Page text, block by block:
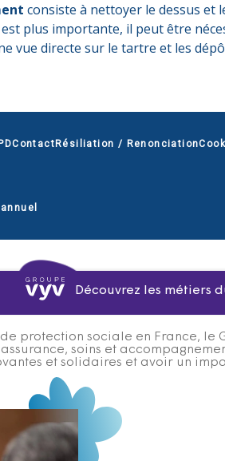
consiste à nettoyer le dessus et
plus importante, il peut être
vue directe sur le tartre et les
Contact Résiliation / Renonciation
Découvrez les métiers
protection sociale en France, le
soins et
et solidaires et avoir un